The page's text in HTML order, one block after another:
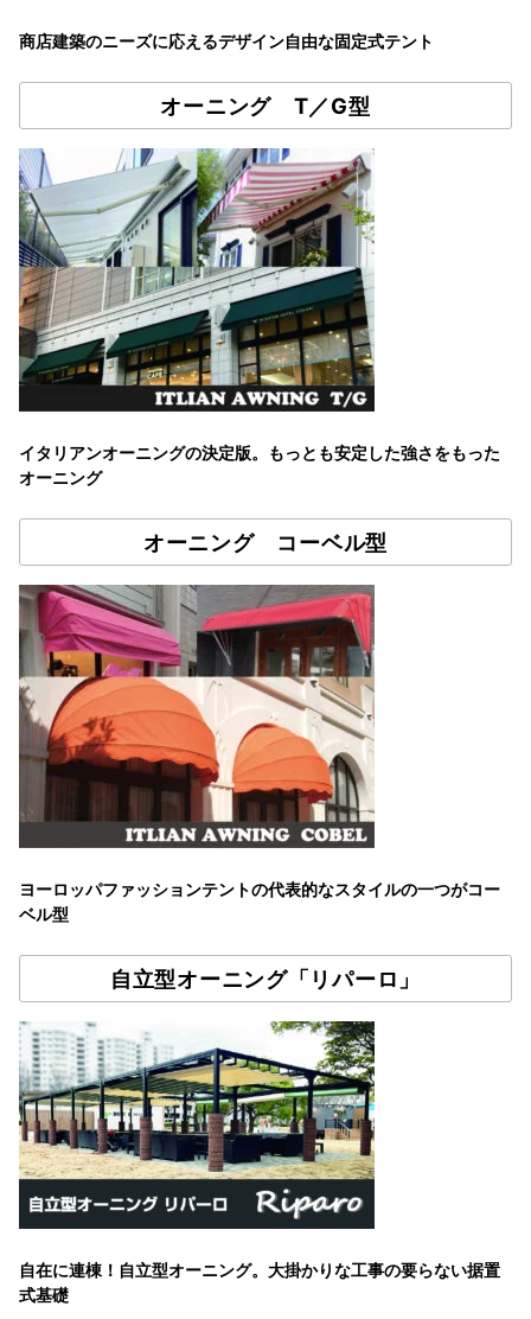
商店建築のニーズに応えるデザイン自由な固定式テント
オーニング T／G型
イタリアンオーニングの決定版。もっとも安定した強さをもった
オーニング
オーニング コーベル型
ヨーロッパファッションテントの代表的なスタイルの一つがコー
ベル型
自立型オーニング「リパーロ」
自在に連棟！自立型オーニング。大掛かりな工事の要らない据置
式基礎